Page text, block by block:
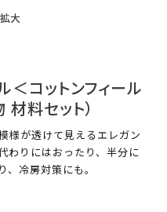
大
＜コットンフィール
料セット）
様が透けて見えるエレガン
わりにはおったり、半分に
冷房対策にも。